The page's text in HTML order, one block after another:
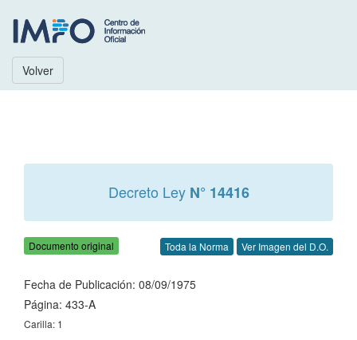
Volver
Decreto Ley N° 14416
Documento original Toda la Norma Ver Imagen del D.O.
Fecha de Publicación: 08/09/1975
Página: 433-A
Carilla: 1